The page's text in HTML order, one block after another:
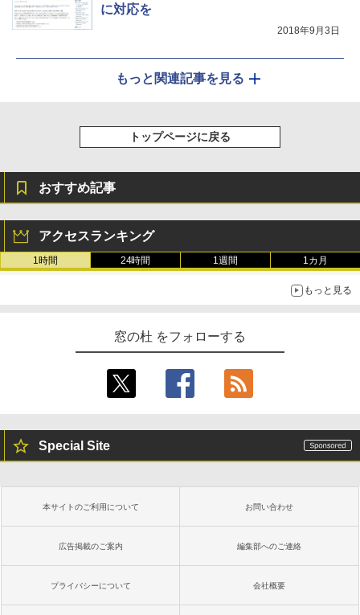
に対応を
2018年9月3日
もっと関連記事を見る
トップページに戻る
おすすめ記事
アクセスランキング
1時間 24時間 1週間 1カ月
もっと見る
窓の杜 をフォローする
Special Site
本サイトのご利用について お問い合わせ
広告掲載のご案内 編集部へのご連絡
プライバシーについて 会社概要